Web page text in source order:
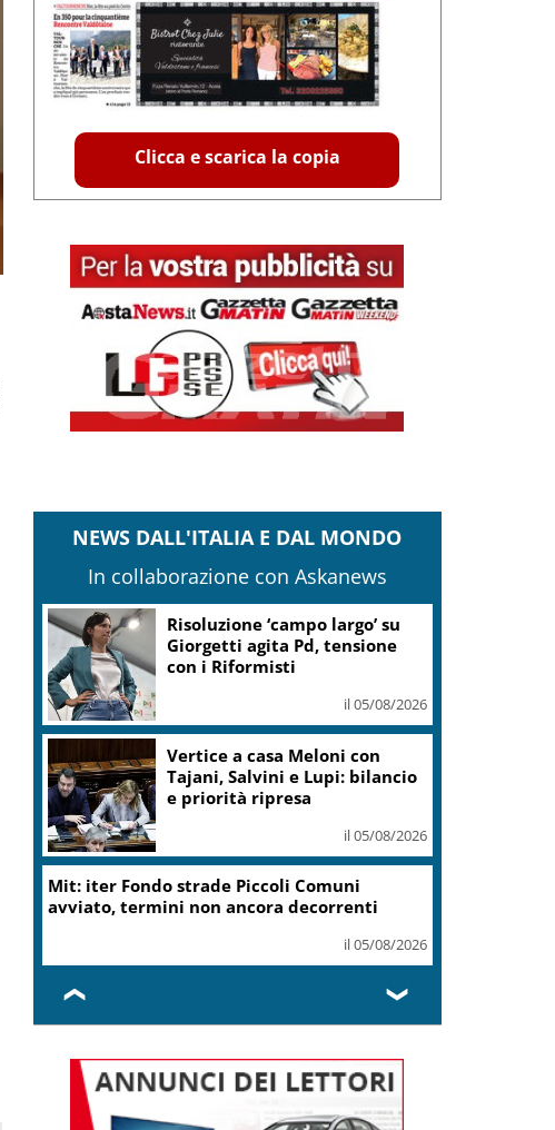
Clicca e scarica la copia
NEWS DALL'ITALIA E DAL MONDO
In collaborazione con Askanews
Risoluzione ‘campo largo’ su
Giorgetti agita Pd, tensione
con i Riformisti
il 05/08/2026
Vertice a casa Meloni con
Tajani, Salvini e Lupi: bilancio
e priorità ripresa
il 05/08/2026
Mit: iter Fondo strade Piccoli Comuni
avviato, termini non ancora decorrenti
il 05/08/2026
❮ ❯